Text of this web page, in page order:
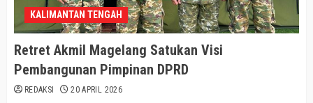
KALIMANTAN TENGAH
Retret Akmil Magelang Satukan Visi
Pembangunan Pimpinan DPRD
REDAKSI 20 APRIL 2026